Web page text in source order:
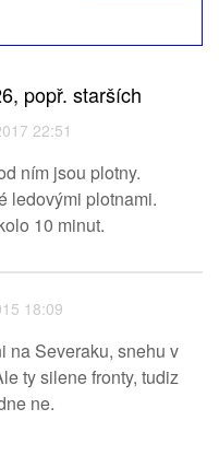
popř. starších
22:51
ním jsou plotny.
ledovými plotnami.
10 minut.
18:09
na Severaku, snehu v
ty silene fronty, tudiz
ne.